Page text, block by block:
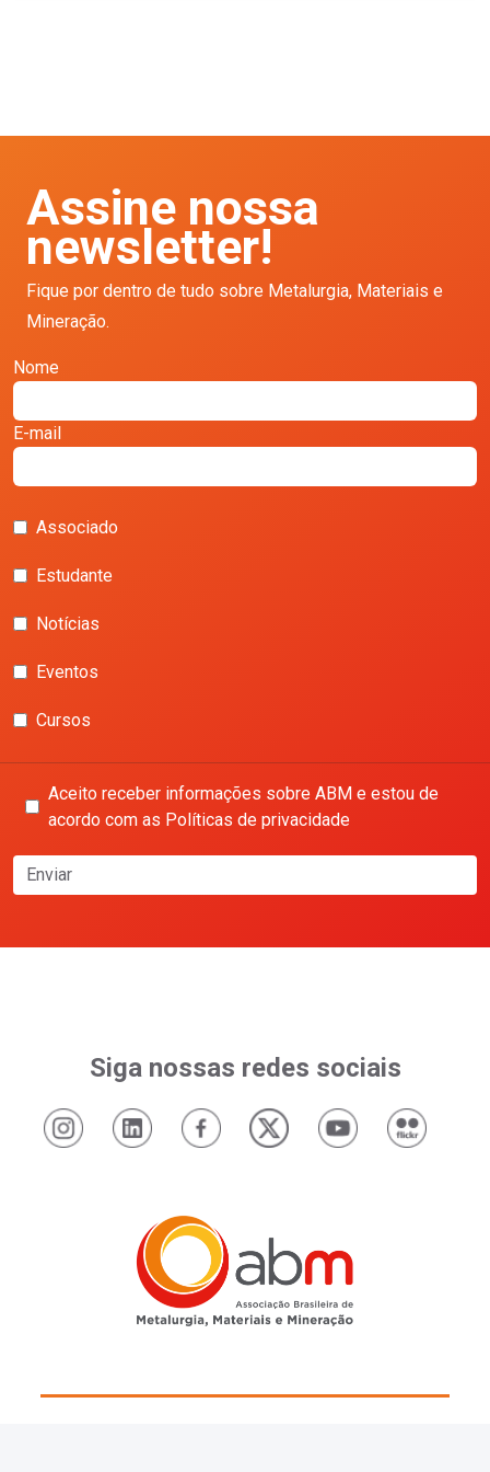
Assine nossa
newsletter!
Fique por dentro de tudo sobre Metalurgia, Materiais e
Mineração.
Nome
E-mail
Associado
Estudante
Notícias
Eventos
Cursos
Aceito receber informações sobre ABM e estou de
acordo com as Políticas de privacidade
Enviar
Siga nossas redes sociais